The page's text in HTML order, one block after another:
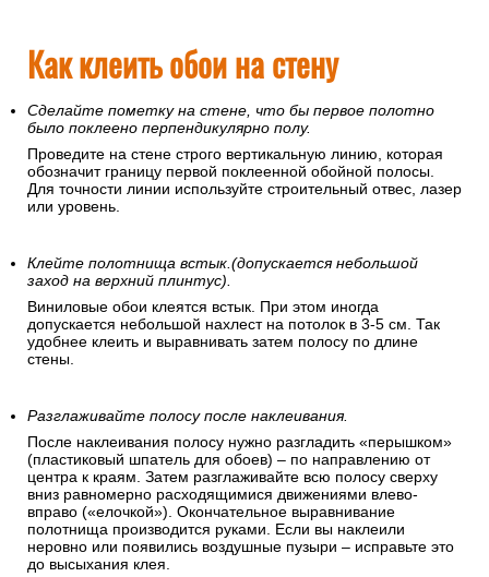
Как клеить обои на стену
Сделайте пометку на стене, что бы первое полотно
было поклеено перпендикулярно полу.
Проведите на стене строго вертикальную линию, которая
обозначит границу первой поклеенной обойной полосы.
Для точности линии используйте строительный отвес, лазер
или уровень.
Клейте полотнища встык.(допускается небольшой
заход на верхний плинтус).
Виниловые обои клеятся встык. При этом иногда
допускается небольшой нахлест на потолок в 3-5 см. Так
удобнее клеить и выравнивать затем полосу по длине
стены.
Разглаживайте полосу после наклеивания.
После наклеивания полосу нужно разгладить «перышком»
(пластиковый шпатель для обоев) – по направлению от
центра к краям. Затем разглаживайте всю полосу сверху
вниз равномерно расходящимися движениями влево-
вправо («елочкой»). Окончательное выравнивание
полотнища производится руками. Если вы наклеили
неровно или появились воздушные пузыри – исправьте это
до высыхания клея.